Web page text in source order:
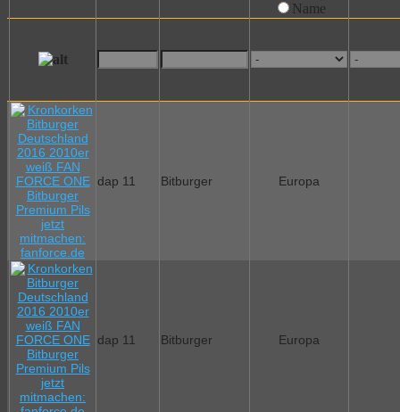
Name
dap 11 Bitburger Europa
dap 11 Bitburger Europa